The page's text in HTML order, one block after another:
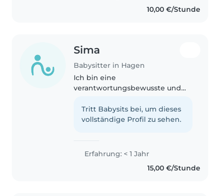
10,00 €/Stunde
Sima
Babysitter in Hagen
Ich bin eine
verantwortungsbewusste und
Kindern arbeitet. Ich habe
Erfahrung mit Vorschulkindern
Tritt Babysits bei, um dieses
vollständige Profil zu sehen.
Erfahrung: < 1 Jahr
15,00 €/Stunde